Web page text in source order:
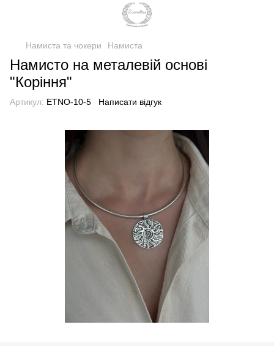
Намиста та чокери Намиста
Намисто на металевій основі
"Коріння"
Артикул: ETNO-10-5 Написати відгук